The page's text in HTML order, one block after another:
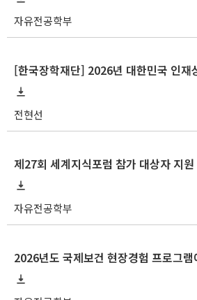
자유전공학부
[한국장학재단] 2026년 대한민국 인재
전현선
자유전공학부
2026년도 국제보건 현장경험 프로그램